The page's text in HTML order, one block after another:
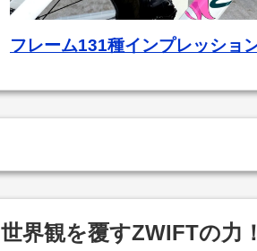
フレーム131種インプレッショ
世界観を覆すZWIFTの力